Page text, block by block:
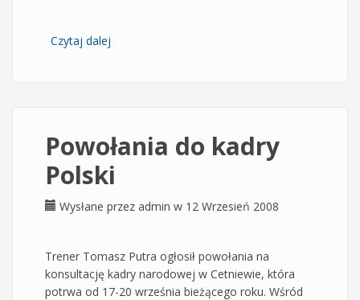
Czytaj dalej
Powołania do kadry
Polski
Wysłane przez admin w 12 Wrzesień 2008
Trener Tomasz Putra ogłosił powołania na
konsultację kadry narodowej w Cetniewie, która
potrwa od 17-20 września bieżącego roku. Wśród